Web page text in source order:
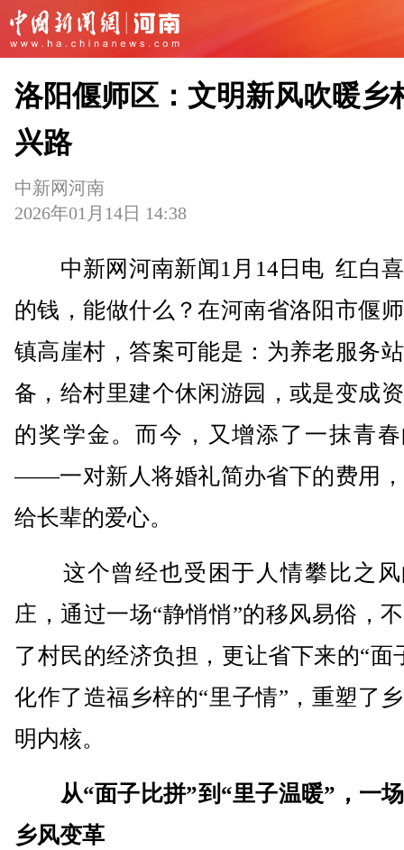
洛阳偃师区：文明新风吹暖乡
兴路
中新网河南
2026年01月14日 14:38
中新网河南新闻1月14日电 红白喜
的钱，能做什么？在河南省洛阳市偃
镇高崖村，答案可能是：为养老服务
备，给村里建个休闲游园，或是变成
的奖学金。而今，又增添了一抹青
——一对新人将婚礼简办省下的费用
给长辈的爱心。
这个曾经也受困于人情攀比之风
庄，通过一场“静悄悄”的移风易俗，
了村民的经济负担，更让省下来的“面
化作了造福乡梓的“里子情”，重塑了
明内核。
从“面子比拼”到“里子温暖”，一
乡风变革